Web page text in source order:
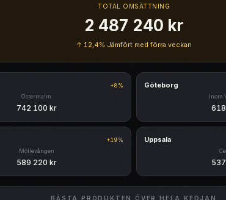
TOTAL OMSÄTTNING
2 487 240 kr
↑ 12,4% Jämfört med förra veckan
+8%
Östermalm
742 100 kr
Göteborg
Inom
+19%
Möllevången
589 220 kr
Uppsala
BÄSTA PRODUKTEN ÖVER HELA KEDJAN